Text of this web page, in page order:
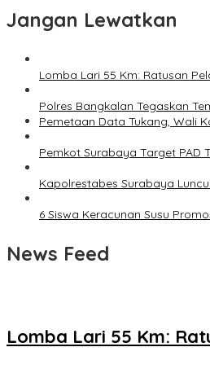
Jangan Lewatkan
Lomba Lari 55 Km: Ratusan
Polres Bangkalan Tegaskan
Pemetaan Data Tukang, Wali
Pemkot Surabaya Target PAD
Kapolrestabes Surabaya
6 Siswa Keracunan Susu
News Feed
Lomba Lari 55 Km: